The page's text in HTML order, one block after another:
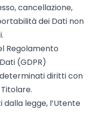
cancellazione,
dei Dati non
Regolamento
(GDPR)
diritti con
legge, l’Utente